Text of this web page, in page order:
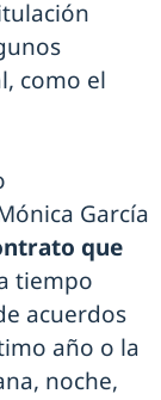
como el
García
que
tiempo
acuerdos
año o la
noche,